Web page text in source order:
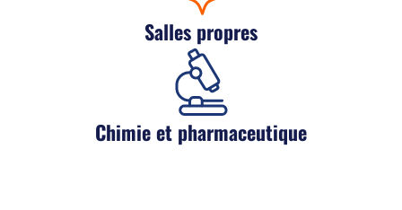
Salles propres
Chimie et pharmaceutique